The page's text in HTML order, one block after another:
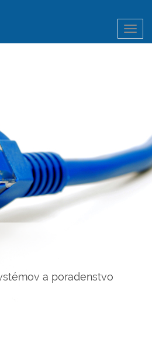
Menu
a poradenstvo